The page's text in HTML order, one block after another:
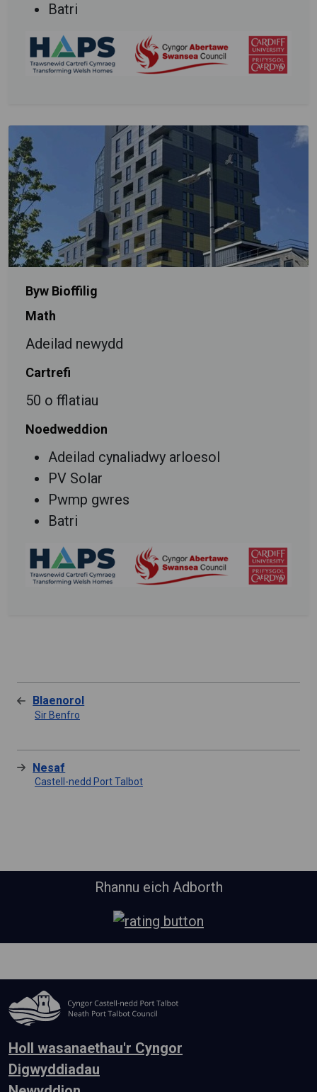
Batri
Byw Bioffilig
Math
Adeilad newydd
Cartrefi
50 o fflatiau
Noedweddion
Adeilad cynaliadwy arloesol
PV Solar
Pwmp gwres
Batri
Blaenorol
Sir Benfro
Nesaf
Castell-nedd Port Talbot
Rhannu eich Adborth
Holl wasanaethau'r Cyngor
Digwyddiadau